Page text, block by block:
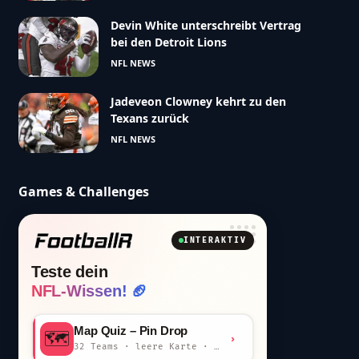
Devin White unterschreibt Vertrag
bei den Detroit Lions
NFL NEWS
Jadeveon Clowney kehrt zu den
Texans zurück
NFL NEWS
Games & Challenges
INTERAKTIV
Teste dein
NFL-Wissen! 🏈
🗺️ Map Quiz – Pin Drop
32 Teams · leere Karte · km-Wertung
›